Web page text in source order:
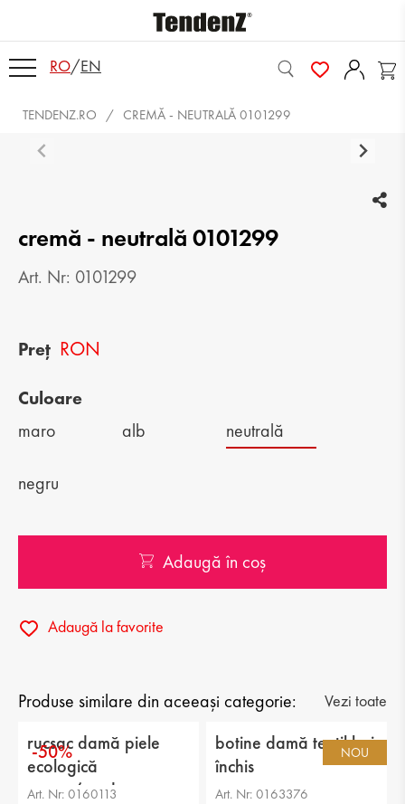
RO/EN
TENDENZ.RO CREMĂ - NEUTRALĂ 0101299
cremă - neutrală 0101299
Art. Nr: 0101299
Preț RON
Culoare
maro
alb neutrală
negru
Adaugă în coș
Adaugă la favorite
Produse similare din aceeași categorie: Vezi toate
-50%
rucsac damă piele
ecologică
negru/verde
Art. Nr: 0160113
NOU
botine damă textil bej
închis
Art. Nr: 0163376